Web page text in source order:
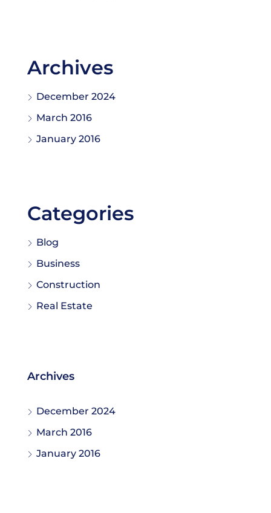
Archives
December 2024
March 2016
January 2016
Categories
Blog
Business
Construction
Real Estate
Archives
December 2024
March 2016
January 2016